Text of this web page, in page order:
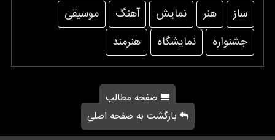
ساز هنر نمایش آهنگ
موسیقی
جشنواره
نمایشگاه هنرمند
صفحه مطالب
بازگشت به صفحه اصلی